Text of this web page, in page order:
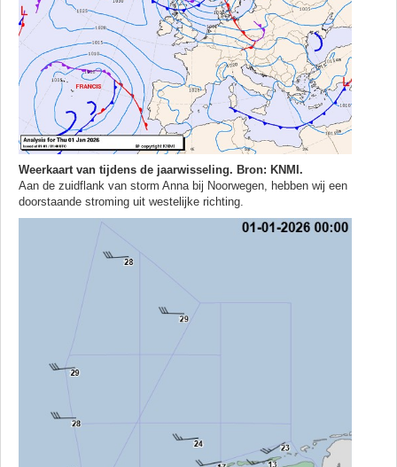
Weerkaart van tijdens de jaarwisseling. Bron: KNMI.
Aan de zuidflank van storm Anna bij Noorwegen, hebben wij een
doorstaande stroming uit westelijke richting.